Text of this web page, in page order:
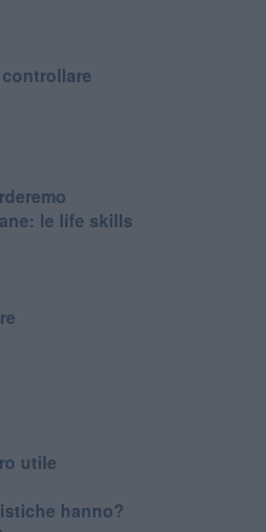
le life skills
utile
hanno?